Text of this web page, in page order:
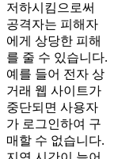
저하시킴으로써
공격자는 피해자
에게 상당한 피해
를 줄 수 있습니다.
예를 들어 전자 상
거래 웹 사이트가
중단되면 사용자
가 로그인하여 구
매할 수 없습니다.